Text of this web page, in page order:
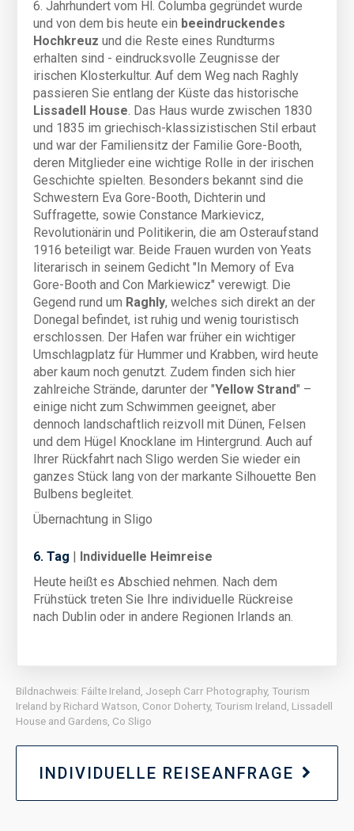
6. Jahrhundert vom Hl. Columba gegründet wurde
und von dem bis heute ein beeindruckendes
Hochkreuz und die Reste eines Rundturms
erhalten sind - eindrucksvolle Zeugnisse der
irischen Klosterkultur. Auf dem Weg nach Raghly
passieren Sie entlang der Küste das historische
Lissadell House. Das Haus wurde zwischen 1830
und 1835 im griechisch-klassizistischen Stil erbaut
und war der Familiensitz der Familie Gore-Booth,
deren Mitglieder eine wichtige Rolle in der irischen
Geschichte spielten. Besonders bekannt sind die
Schwestern Eva Gore-Booth, Dichterin und
Suffragette, sowie Constance Markievicz,
Revolutionärin und Politikerin, die am Osteraufstand
1916 beteiligt war. Beide Frauen wurden von Yeats
literarisch in seinem Gedicht "In Memory of Eva
Gore-Booth and Con Markiewicz" verewigt. Die
Gegend rund um Raghly, welches sich direkt an der
Donegal befindet, ist ruhig und wenig touristisch
erschlossen. Der Hafen war früher ein wichtiger
Umschlagplatz für Hummer und Krabben, wird heute
aber kaum noch genutzt. Zudem finden sich hier
zahlreiche Strände, darunter der "Yellow Strand" –
einige nicht zum Schwimmen geeignet, aber
dennoch landschaftlich reizvoll mit Dünen, Felsen
und dem Hügel Knocklane im Hintergrund. Auch auf
Ihrer Rückfahrt nach Sligo werden Sie wieder ein
ganzes Stück lang von der markante Silhouette Ben
Bulbens begleitet.
Übernachtung in Sligo
6. Tag | Individuelle Heimreise
Heute heißt es Abschied nehmen. Nach dem
Frühstück treten Sie Ihre individuelle Rückreise
nach Dublin oder in andere Regionen Irlands an.
Bildnachweis: Fáilte Ireland, Joseph Carr Photography, Tourism
Ireland by Richard Watson, Conor Doherty, Tourism Ireland, Lissadell
House and Gardens, Co Sligo
INDIVIDUELLE REISEANFRAGE